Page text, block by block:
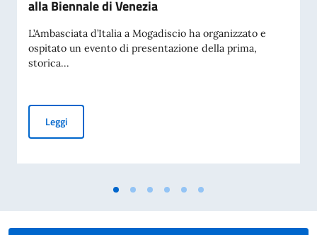
alla Biennale di Venezia
L’Ambasciata d’Italia a Mogadiscio ha organizzato e
ospitato un evento di presentazione della prima,
storica...
LeggiPresentazione della partecipazione Somala alla Biennale di